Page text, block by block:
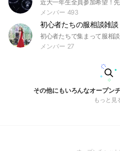
メンバー 493
初心者たちの服相談雑談
メンバー 27
その他にもいろんなオープン
もっと見